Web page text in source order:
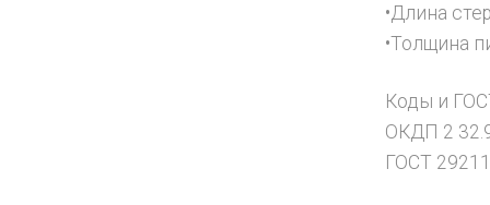
•Длина
•Толщина
Коды и
ОКДП 2
ГОСТ